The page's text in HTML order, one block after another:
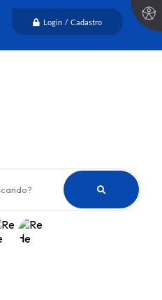
Login / Cadastro